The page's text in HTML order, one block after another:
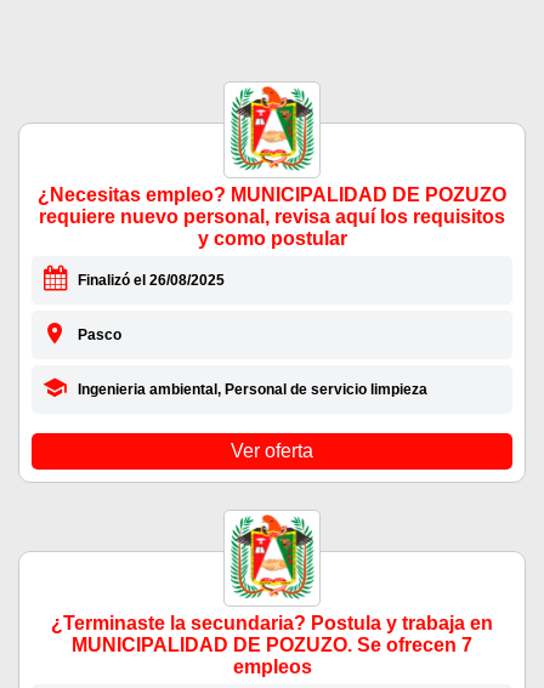
¿Necesitas empleo? MUNICIPALIDAD DE POZUZO
requiere nuevo personal, revisa aquí los requisitos
y como postular
Finalizó el 26/08/2025
Pasco
Ingenieria ambiental, Personal de servicio limpieza
Ver oferta
¿Terminaste la secundaria? Postula y trabaja en
MUNICIPALIDAD DE POZUZO. Se ofrecen 7
empleos